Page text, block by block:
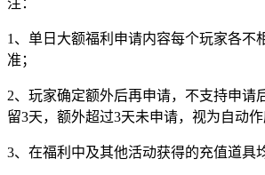
1、单日大额福利申请内容每个玩家各不
准；
2、玩家确定额外后再申请，不支持申请
留3天，额外超过3天未申请，视为自动
3、在福利中及其他活动获得的充值道具